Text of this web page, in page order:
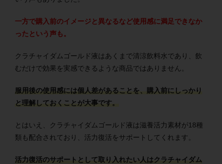
一方で購入前のイメージと異なるなど使用感に満足できなか
ったという声も。
クラチャイダムゴールド液はあくまで清涼飲料水であり、飲
むだけで効果を実感できるような商品ではありません。
服用後の使用感には個人差があることを、購入前にしっかり
と理解しておくことが大事です。
とはいえ、クラチャイダムゴールド液は滋養活力素材が18種
類も配合されており、活力復活をサポートしてくれます。
活力復活のサポートとして取り入れたい人はクラチャイダム